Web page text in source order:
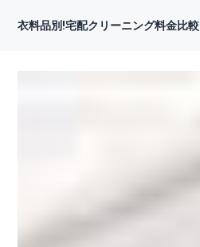
衣料品別!宅配クリーニング料金比較